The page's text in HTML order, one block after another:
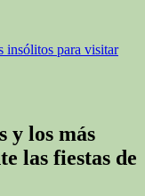
insólitos para visitar
y los más
las fiestas de